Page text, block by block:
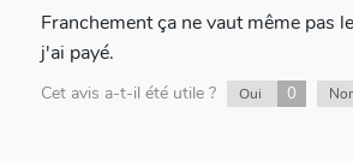
Franchement ça ne vaut même pas
j'ai payé.
Cet avis a-t-il été utile ? Oui 0